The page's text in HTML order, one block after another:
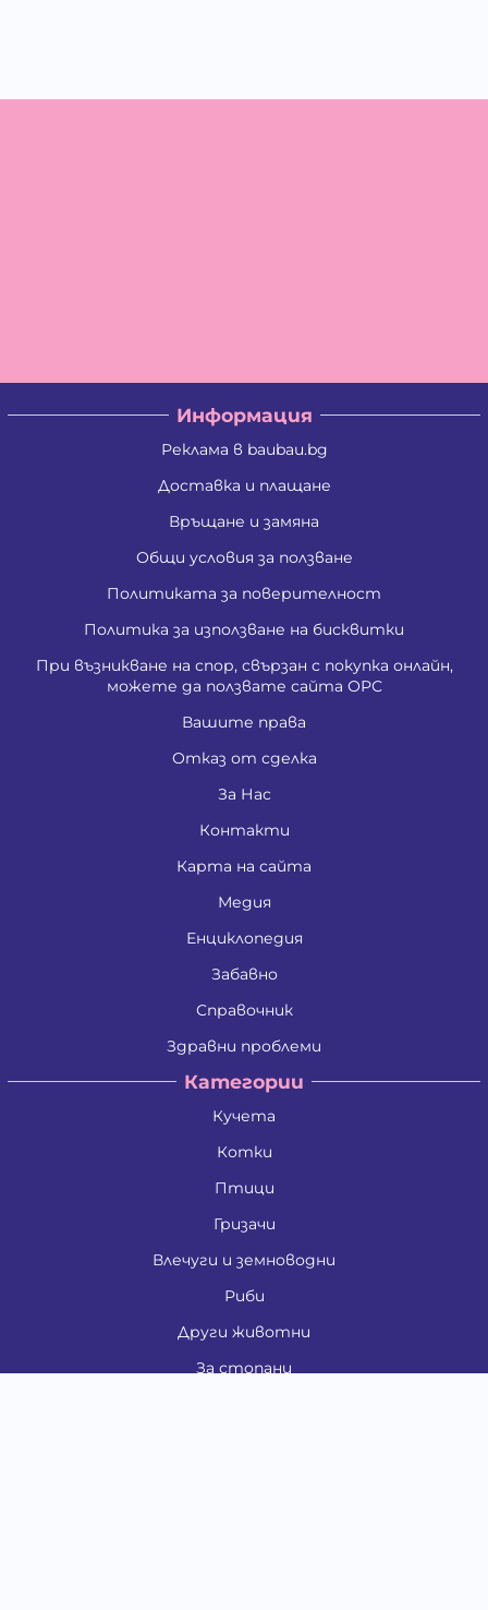
Информация
Реклама в baubau.bg
Доставка и плащане
Връщане и замяна
Общи условия за ползване
Политиката за поверителност
Политика за използване на бисквитки
При възникване на спор, свързан с покупка онлайн,
можете да ползвате сайта ОРС
Вашите права
Отказ от сделка
За Нас
Контакти
Карта на сайта
Медия
Енциклопедия
Забавно
Справочник
Здравни проблеми
Категории
Кучета
Котки
Птици
Гризачи
Влечуги и земноводни
Риби
Други животни
За стопани